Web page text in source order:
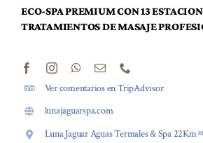
ECO-SPA PREMIUM CON 13
TRATAMIENTOS DE MASAJE
Ver comentarios en TripAdvisor
lunajaguarspa.com
Luna Jaguar Aguas Termales & Spa 22Km